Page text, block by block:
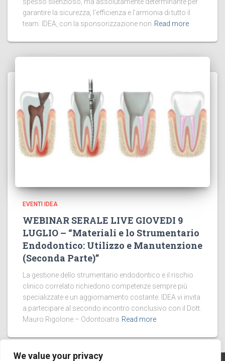
We value your privacy
spesso silenzioso, ma assolutamente determinante per
garantire la sicurezza, l’efficienza e l’armonia di tutto il
team. IDEA, con la sponsorizzazione non Read more
EVENTI IDEA
WEBINAR SERALE LIVE GIOVEDI 9
LUGLIO – “Materiali e lo Strumentario
Endodontico: Utilizzo e Manutenzione
(Seconda Parte)”
La gestione dello strumentario endodontico e il rischio
clinico correlato richiedono competenze sempre più
specializzate e un aggiornamento costante. IDEA vi invita
a partecipare al secondo incontro conclusivo con il Dott.
Mauro Rigolone – Odontoiatra Read more